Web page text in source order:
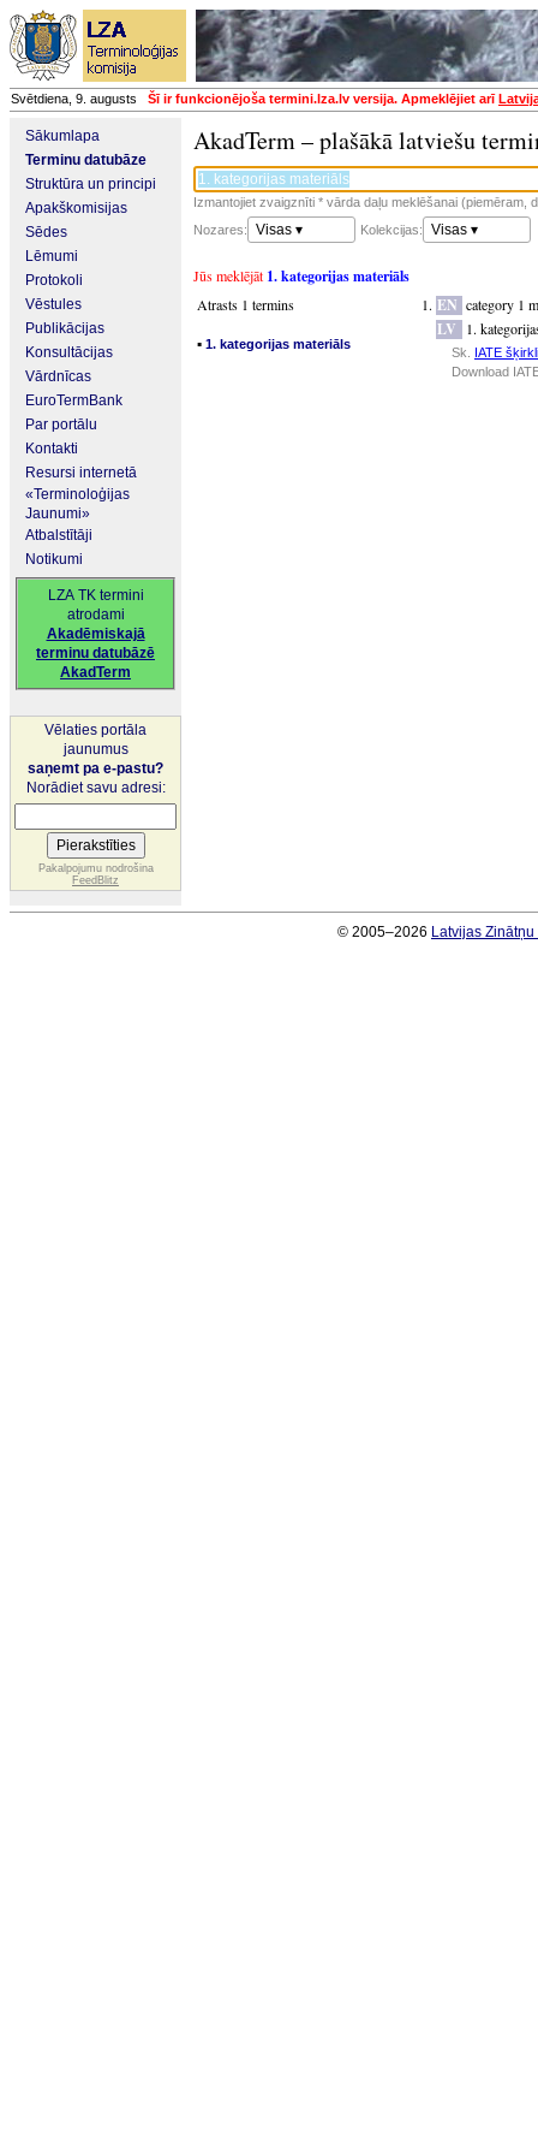
Svētdiena, 9. augusts Šī ir funkcionējoša termini.lza.lv versija. Apmeklējiet arī
Sākumlapa
Terminu datubāze
Struktūra un principi
Apakškomisijas
Sēdes
Lēmumi
Protokoli
Vēstules
Publikācijas
Konsultācijas
Vārdnīcas
EuroTermBank
Par portālu
Kontakti
Resursi internetā
«Terminoloģijas
Jaunumi»
Atbalstītāji
Notikumi
LZA TK termini
atrodami
Akadēmiskajā
terminu datubāzē
AkadTerm
Vēlaties portāla
jaunumus
saņemt pa e-pastu?
Norādiet savu adresi:
Pakalpojumu nodrošina
FeedBlitz
AkadTerm – plašākā latviešu
Izmantojiet zvaigznīti * vārda daļu meklēšanai (piemēram,
Nozares:
Visas ▾ Kolekcijas: Visas ▾
Jūs meklējāt 1. kategorijas materiāls
Atrasts 1 termins
▪ 1. kategorijas materiāls
EN category 1
LV 1.
Sk. IATE šķirkli
Download
© 2005–2026 Latvijas